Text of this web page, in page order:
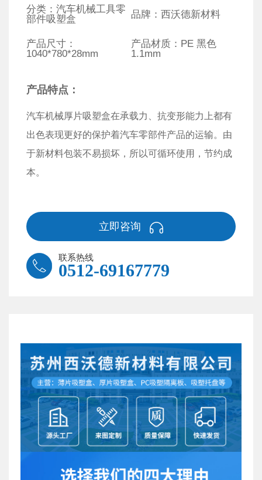
分类：汽车机械工具零
部件吸塑盒
品牌：西沃德新材料
产品尺寸：
1040*780*28mm
产品材质：PE 黑色
1.1mm
产品特点：
汽车机械厚片吸塑盒在承载力、抗变形能力上都有
出色表现更好的保护着汽车零部件产品的运输。由
于新材料包装不易损坏，所以可循环使用，节约成
本。
立即咨询
联系热线
0512-69167779